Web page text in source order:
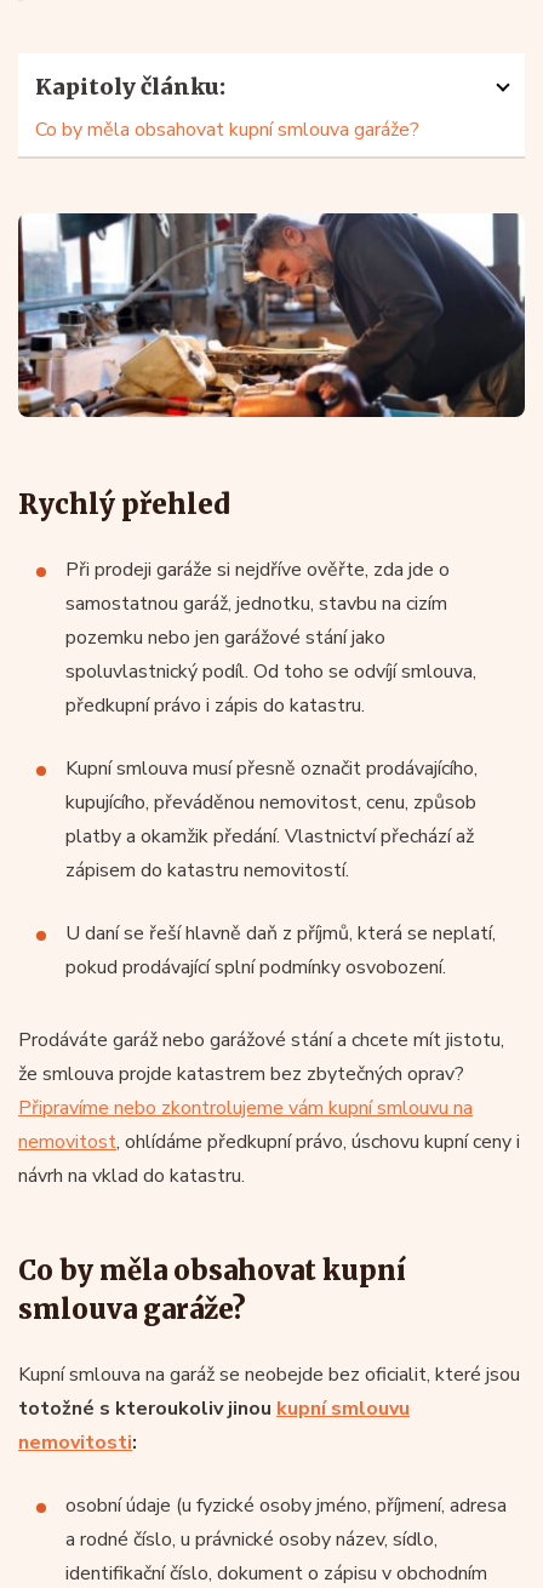
Kapitoly článku:
Co by měla obsahovat kupní smlouva garáže?
Rychlý přehled
Při prodeji garáže si nejdříve ověřte, zda jde o
samostatnou garáž, jednotku, stavbu na cizím
pozemku nebo jen garážové stání jako
spoluvlastnický podíl. Od toho se odvíjí smlouva,
předkupní právo i zápis do katastru.
Kupní smlouva musí přesně označit prodávajícího,
kupujícího, převáděnou nemovitost, cenu, způsob
platby a okamžik předání. Vlastnictví přechází až
zápisem do katastru nemovitostí.
U daní se řeší hlavně daň z příjmů, která se neplatí,
pokud prodávající splní podmínky osvobození.
Prodáváte garáž nebo garážové stání a chcete mít jistotu,
že smlouva projde katastrem bez zbytečných oprav?
Připravíme nebo zkontrolujeme vám kupní smlouvu na
nemovitost, ohlídáme předkupní právo, úschovu kupní ceny i
návrh na vklad do katastru.
Co by měla obsahovat kupní
smlouva garáže?
Kupní smlouva na garáž se neobejde bez oficialit, které jsou
totožné s kteroukoliv jinou kupní smlouvu
nemovitosti:
osobní údaje (u fyzické osoby jméno, příjmení, adresa
a rodné číslo, u právnické osoby název, sídlo,
identifikační číslo, dokument o zápisu v obchodním